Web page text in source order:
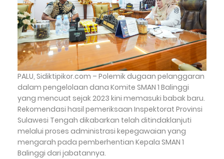
PALU, Sidiktipikor.com – Polemik dugaan pelanggaran
dalam pengelolaan dana Komite SMAN 1 Balinggi
yang mencuat sejak 2023 kini memasuki babak baru.
Rekomendasi hasil pemeriksaan Inspektorat Provinsi
Sulawesi Tengah dikabarkan telah ditindaklanjuti
melalui proses administrasi kepegawaian yang
mengarah pada pemberhentian Kepala SMAN 1
Balinggi dari jabatannya.